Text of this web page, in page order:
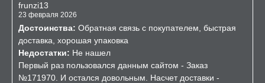
frunzi13
23 февраля 2026
Достоинства: Обратная связь с покупателем, быстрая
доставка, хорошая упаковка
Недостатки: Не нашел
Первый раз пользовался данным сайтом - Заказ
№171970. И остался довольным. Насчет доставки -